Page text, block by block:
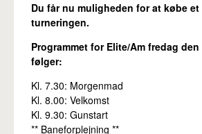
Du får nu muligheden for at købe
turneringen.
Programmet for Elite/Am fredag
følger:
Kl. 7.30: Morgenmad
Kl. 8.00: Velkomst
Kl. 9.30: Gunstart
** Baneforplejning **